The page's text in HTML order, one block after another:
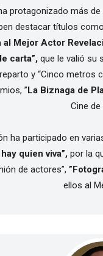
protagonizado más
destacar títulos como
al Mejor Actor
carta”,que le valió su
y “Cinco metros
”La Biznaga de
Cine de
ha participado en
quien viva”,por la
de actores”,
ellos al